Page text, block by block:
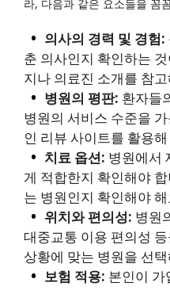
라, 다음과 같은 요소들을 꼼
의사의 경력 및 경험:
춘 의사인지 확인하는
지나 의료진 소개를 참
병원의 평판: 환자들
병원의 서비스 수준을
인 리뷰 사이트를 활용
치료 옵션: 병원에서
게 적합한지 확인해야
는 병원인지 확인해야 해
위치와 편의성: 병원
대중교통 이용 편의성
상황에 맞는 병원을 선
보험 적용: 본인이 가